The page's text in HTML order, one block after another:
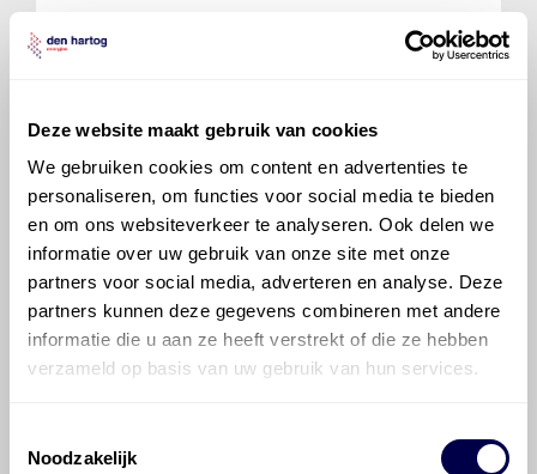
Deze website maakt gebruik van cookies
We gebruiken cookies om content en advertenties te
personaliseren, om functies voor social media te bieden
en om ons websiteverkeer te analyseren. Ook delen we
informatie over uw gebruik van onze site met onze
partners voor social media, adverteren en analyse. Deze
partners kunnen deze gegevens combineren met andere
informatie die u aan ze heeft verstrekt of die ze hebben
verzameld op basis van uw gebruik van hun services.
Noodzakelijk
700 Sintofluid 75W80
Ververs elke 20000 km/ 12 maanden
Veelgestelde vragen over
de Renault Mégane